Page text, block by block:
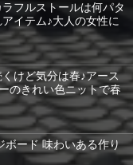
ラフルストールは何パタ
イテム♪大人の女性に
けど気分は春♪アース
のきれい色ニットで春
ボード 味わいある作り